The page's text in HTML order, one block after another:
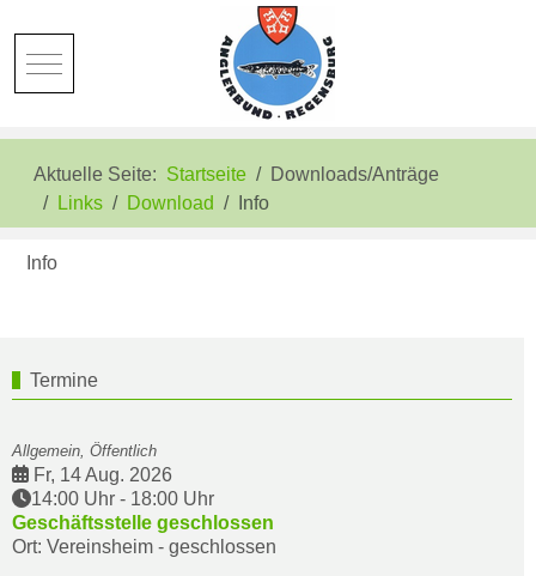
Mobile Menu Toggle
Aktuelle Seite: Startseite
Downloads/Anträge
Links
Download Info
Info
Termine
Allgemein, Öffentlich
Fr, 14 Aug. 2026
14:00 Uhr - 18:00 Uhr
Geschäftsstelle geschlossen
Ort: Vereinsheim - geschlossen